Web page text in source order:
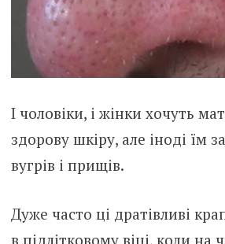
І чоловіки, і жінки хочуть
здорову шкіру, але іноді їм
вугрів і прищів.
Дуже часто ці дратівливі
в підлітковому віці, коли на